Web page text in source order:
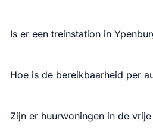
Is er een treinstation in
Hoe is de bereikbaarheid per
Zijn er huurwoningen in de